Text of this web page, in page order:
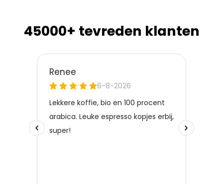
45000+ tevreden klanten